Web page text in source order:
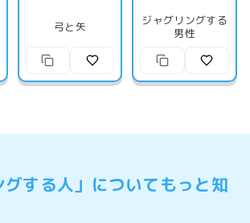
弓と矢
ジャグリングする
男性
グする人」についてもっと知